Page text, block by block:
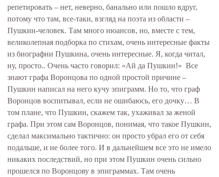
репетировать – нет, неверно, банально или пошло вдруг,
потому что там, все-таки, взгляд на поэта из области –
Пушкин-человек. Там много нюансов, но, вместе с тем,
великолепная подборка по стихам, очень интересные факты
из биографии Пушкина, очень интересные. Я, когда читал,
ну, просто.. Очень часто говорил: «Ай да Пушкин!» Все
знают графа Воронцова по одной простой причине –
Пушкин написал на него кучу эпиграмм. Но то, что граф
Воронцов воспитывал, если не ошибаюсь, его дочку… В
том плане, что Пушкин, скажем так, ухаживал за женой
графа. При этом сам Воронцов, понимая, что такое Пушкин,
сделал максимально тактично: он просто убрал его от себя
подальше, и не более того. И в дальнейшем все это не имело
никаких последствий, но при этом Пушкин очень сильно
прошелся по Воронцову в эпиграммах. Там очень